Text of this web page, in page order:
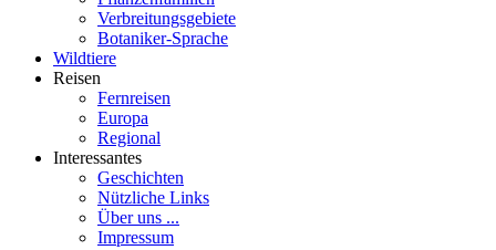
Verbreitungsgebiete
Botaniker-Sprache
Wildtiere
Reisen
Fernreisen
Europa
Regional
Interessantes
Geschichten
Nützliche Links
Über uns ...
Impressum